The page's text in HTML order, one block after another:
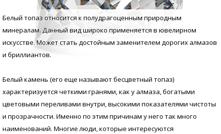
Белый топаз относится к полудрагоценным природным
минералам. Данный вид широко применяется в ювелирном
искусстве. Может стать достойным заменителем дорогих алмазов
и бриллиантов.
Белый камень (его еще называют бесцветный топаз)
характеризуется четкими гранями, как у алмаза, богатыми
цветовыми переливами внутри, высокими показателями чистоты
и прозрачности. Именно по этим причинам у него так много
наименований. Многие люди, которые интересуются